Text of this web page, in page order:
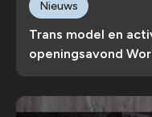
Trans model en
openingsavond
Nieuws